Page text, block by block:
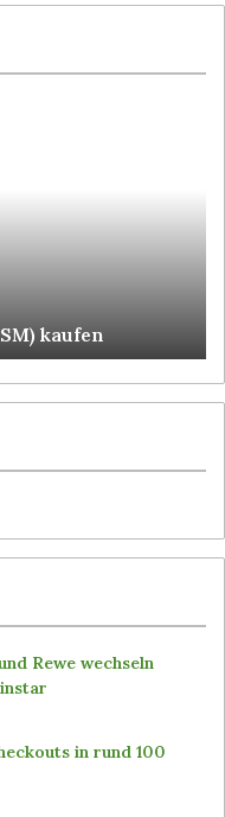
kaufen
Rewe wechseln
in rund 100